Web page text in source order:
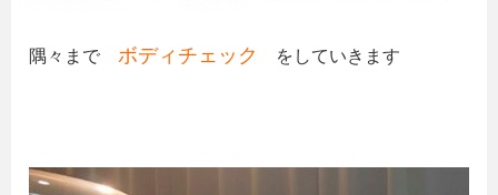
隅々まで ボディチェック をしていきます